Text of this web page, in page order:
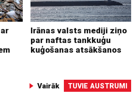
Irānas valsts mediji ziņo
par naftas tankkuģu
kuģošanas atsākšanos
Vairāk TUVIE AUSTRUMI